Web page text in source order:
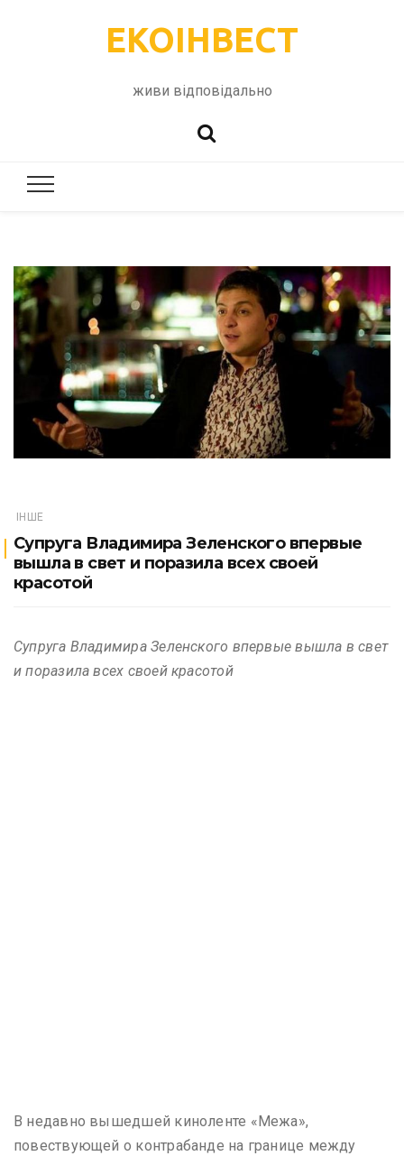
ЕКОІНВЕСТ
живи відповідально
ІНШЕ
Супруга Владимира Зеленского впервые
вышла в свет и поразила всех своей
красотой
Супруга Владимира Зеленского впервые вышла в свет
и поразила всех своей красотой
В недавно вышедшей киноленте «Межа»,
повествующей о контрабанде на границе между